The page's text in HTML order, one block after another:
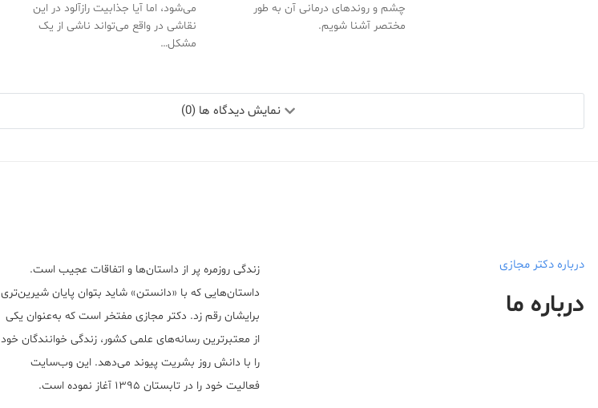
چشم و روندهای درمانی آن به طور
مختصر آشنا شویم.
می‌شود، اما آیا جذابیت رازآلود در این
نقاشی در واقع می‌تواند ناشی از یک
مشکل…
نمایش دیدگاه ها (0)
درباره دکتر مجازی
درباره ما
زندگی روزمره پر از داستان‌ها و اتفاقات عجیب است.
داستان‌هایی که با «دانستن» شاید بتوان پایان شیرین‌تری
برایشان رقم زد. دکتر مجازی مفتخر است که به‌عنوان یکی
از معتبر‌ترین رسانه‌های علمی کشور، زندگی خوانندگان خود
را با دانش روز بشریت پیوند می‌دهد. این وب‌سایت
فعالیت خود را در تابستان ۱۳۹۵ آغاز نموده است.